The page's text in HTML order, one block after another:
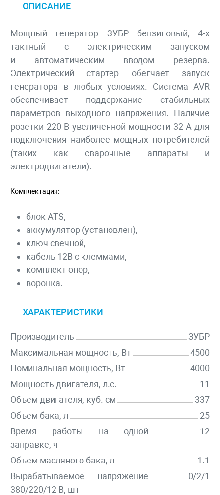
ОПИСАНИЕ
Мощный генератор ЗУБР бензиновый, 4-х
тактный с электрическим запуском
и автоматическим вводом резерва.
Электрический стартер обегчает запуск
генератора в любых условиях. Система AVR
обеспечивает поддержание стабильных
параметров выходного напряжения. Наличие
розетки 220 В увеличенной мощности 32 А для
подключения наиболее мощных потребителей
(таких как сварочные аппараты и
электродвигатели).
Комплектация:
блок ATS,
аккумулятор (установлен),
ключ свечной,
кабель 12В с клеммами,
комплект опор,
воронка.
ХАРАКТЕРИСТИКИ
Производитель
ЗУБР
Максимальная мощность, Вт
4500
Номинальная мощность, Вт
4000
Мощность двигателя, л.с.
11
Объем двигателя, куб. см
337
Объем бака, л
25
Время работы на одной
заправке, ч
12
Объем масляного бака, л
1.1
Вырабатываемое напряжение
380/220/12 В, шт
0/2/1